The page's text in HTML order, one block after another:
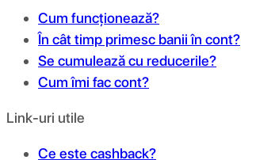
Cum funcționează?
În cât timp primesc banii în cont?
Se cumulează cu reducerile?
Cum îmi fac cont?
Link-uri utile
Ce este cashback?